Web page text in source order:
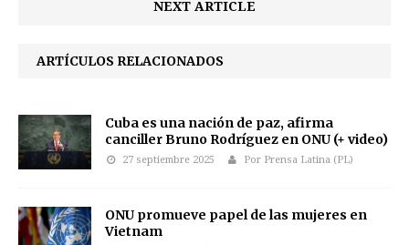
NEXT ARTICLE
ARTÍCULOS RELACIONADOS
Cuba es una nación de paz, afirma
canciller Bruno Rodríguez en ONU (+ video)
27 septiembre 2025 Por Prensa Latina (PL)
ONU promueve papel de las mujeres en
Vietnam